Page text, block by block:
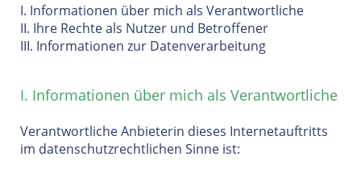
I. Informationen über mich als Verantwortliche
II. Ihre Rechte als Nutzer und Betroffener
III. Informationen zur Datenverarbeitung
I. Informationen über mich als Verantwortliche
Verantwortliche Anbieterin dieses Internetauftritts
im datenschutzrechtlichen Sinne ist: